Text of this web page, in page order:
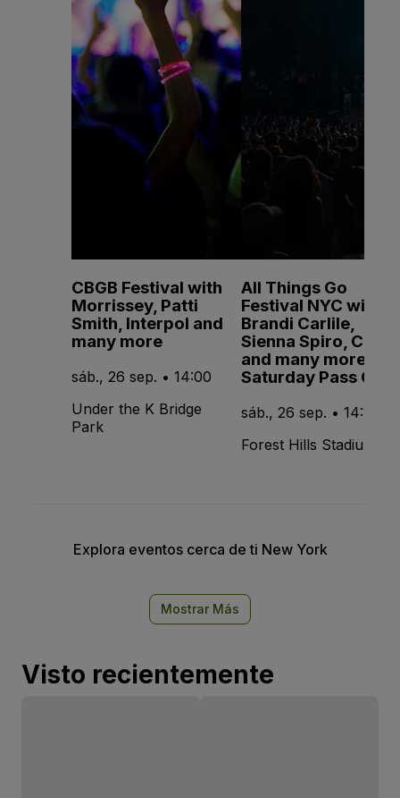
CBGB Festival with
Morrissey, Patti
Smith, Interpol and
many more
sáb., 26 sep. • 14:00
Under the K Bridge
Park
All Things Go
Festival NYC with
Brandi Carlile,
Sienna Spiro, CMAT
and many more -
Saturday Pass Only
sáb., 26 sep. • 14:15
Forest Hills Stadium
Explora eventos cerca de ti New York
Mostrar Más
Visto recientemente